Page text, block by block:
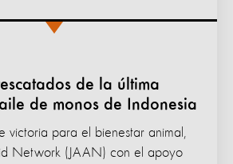
de la última
de monos de Indonesia
victoria para el bienestar animal,
Network (JAAN) con el apoyo